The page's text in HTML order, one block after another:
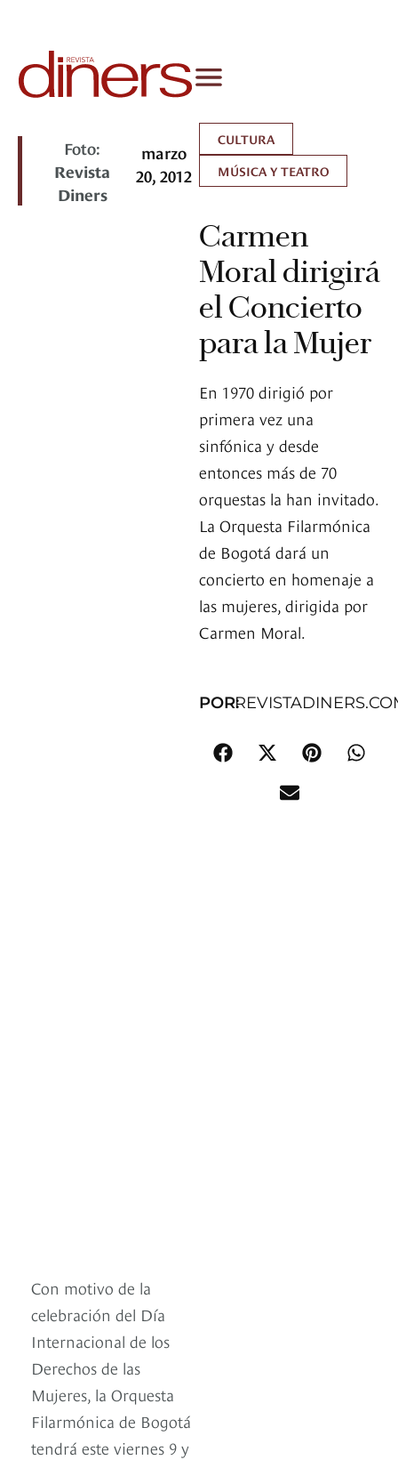
Foto:
Revista
Diners
marzo
20, 2012
CULTURA
MÚSICA Y TEATRO
Carmen
Moral dirigirá
el Concierto
para la Mujer
En 1970 dirigió por
primera vez una
sinfónica y desde
entonces más de 70
orquestas la han invitado.
La Orquesta Filarmónica
de Bogotá dará un
concierto en homenaje a
las mujeres, dirigida por
Carmen Moral.
POR:
Con motivo de la
celebración del Día
Internacional de los
Derechos de las
Mujeres, la Orquesta
Filarmónica de Bogotá
tendrá este viernes 9 y